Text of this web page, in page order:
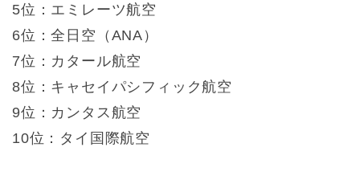
5位：エミレーツ航空
6位：全日空（ANA）
7位：カタール航空
8位：キャセイパシフィック航空
9位：カンタス航空
10位：タイ国際航空